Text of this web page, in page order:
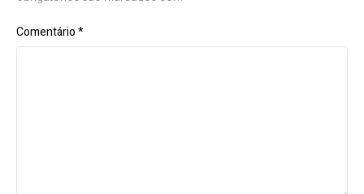
Comentário*